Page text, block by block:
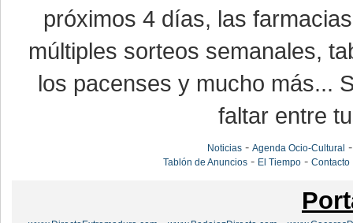
próximos 4 días, las
múltiples sorteos semanales,
los pacenses y mucho más...
faltar entre
Noticias -Agenda Ocio-Cultural
Tablón de Anuncios - El Tiempo -Contacto